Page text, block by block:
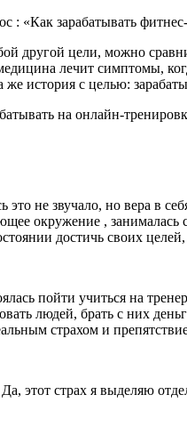
: «Как зарабатывать
другой цели, можно
лечит симптомы,
же история с целью:
на онлайн-
это не звучало, но вера в
окружение ,
достичь своих
пойти учиться на
людей, брать с них
страхом и
этот страх я выделяю